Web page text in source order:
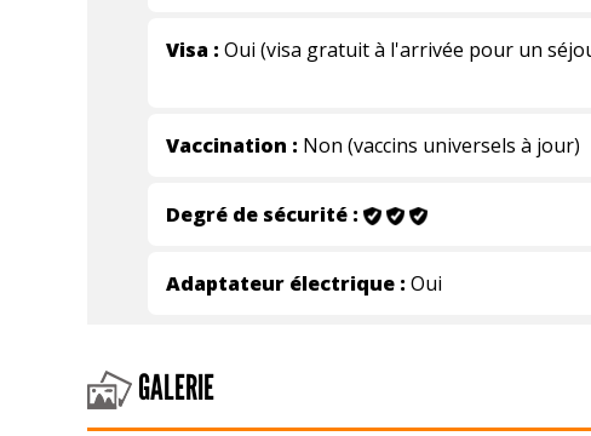
Visa : Oui (visa gratuit à l'arrivée pour un
Vaccination : Non (vaccins universels à jour)
Degré de sécurité :
Adaptateur électrique : Oui
GALERIE